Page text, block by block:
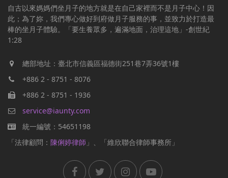
自古以來媽媽們坐月子的地方就是在自己家裡而不是月子中心！因
此；為了妳，我們專心做好到府做月子服務的事，並致力於打造最
棒的坐月子體驗。「要生養眾多，遍滿地面，治理這地」-創世紀
1:28
總部地址：臺北市信義區福德街251巷7弄36號1樓
+886 2 - 8751 - 8076
+886 2 - 8751 - 1936
service@iaunty.com
統一編號：54651198
「法律顧問： 陳俐婷律師 」、「維欣聯合律師事務所」